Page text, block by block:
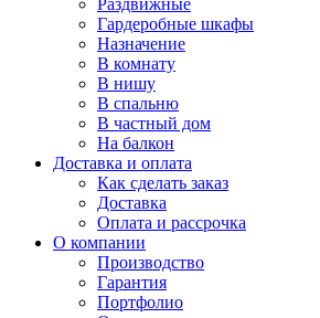
Раздвижные
Гардеробные шкафы
Назначение
В комнату
В нишу
В спальню
В частный дом
На балкон
Доставка и оплата
Как сделать заказ
Доставка
Оплата и рассрочка
О компании
Производство
Гарантия
Портфолио